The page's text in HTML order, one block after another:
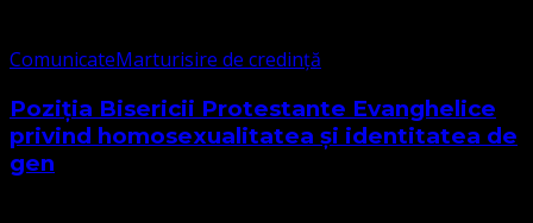
ComunicateMarturisire de credință
Poziția Bisericii Protestante Evanghelice
privind homosexualitatea și identitatea de
gen